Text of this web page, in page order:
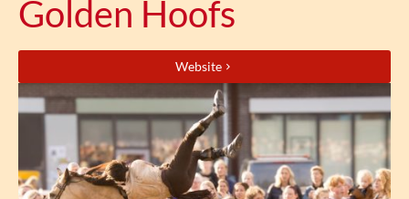
Golden Hoofs
Website